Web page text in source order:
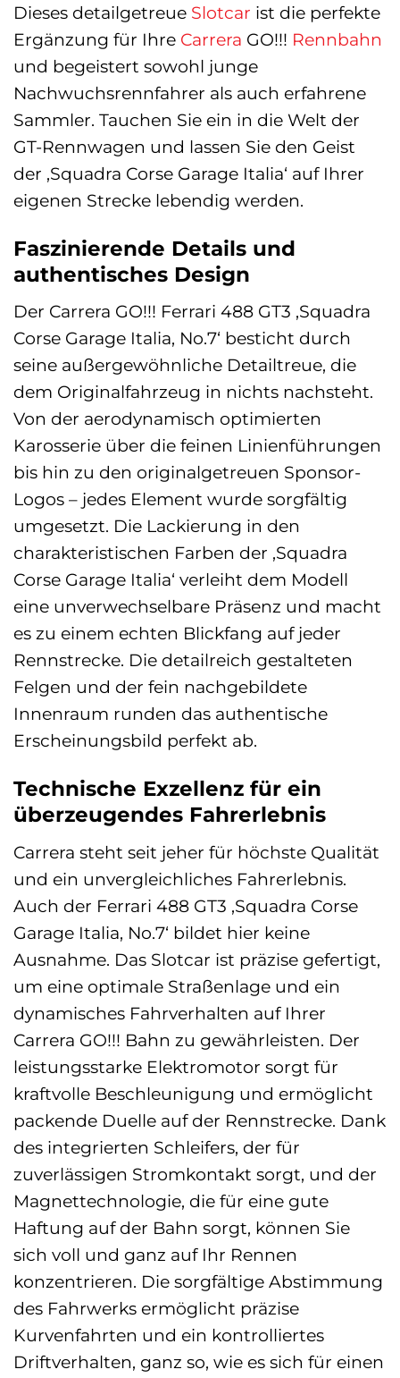
Dieses detailgetreue Slotcar ist die perfekte
Ergänzung für Ihre Carrera GO!!! Rennbahn
und begeistert sowohl junge
Nachwuchsrennfahrer als auch erfahrene
Sammler. Tauchen Sie ein in die Welt der
GT-Rennwagen und lassen Sie den Geist
der ‚Squadra Corse Garage Italia‘ auf Ihrer
eigenen Strecke lebendig werden.
Faszinierende Details und
authentisches Design
Der Carrera GO!!! Ferrari 488 GT3 ‚Squadra
Corse Garage Italia, No.7‘ besticht durch
seine außergewöhnliche Detailtreue, die
dem Originalfahrzeug in nichts nachsteht.
Von der aerodynamisch optimierten
Karosserie über die feinen Linienführungen
bis hin zu den originalgetreuen Sponsor-
Logos – jedes Element wurde sorgfältig
umgesetzt. Die Lackierung in den
charakteristischen Farben der ‚Squadra
Corse Garage Italia‘ verleiht dem Modell
eine unverwechselbare Präsenz und macht
es zu einem echten Blickfang auf jeder
Rennstrecke. Die detailreich gestalteten
Felgen und der fein nachgebildete
Innenraum runden das authentische
Erscheinungsbild perfekt ab.
Technische Exzellenz für ein
überzeugendes Fahrerlebnis
Carrera steht seit jeher für höchste Qualität
und ein unvergleichliches Fahrerlebnis.
Auch der Ferrari 488 GT3 ‚Squadra Corse
Garage Italia, No.7‘ bildet hier keine
Ausnahme. Das Slotcar ist präzise gefertigt,
um eine optimale Straßenlage und ein
dynamisches Fahrverhalten auf Ihrer
Carrera GO!!! Bahn zu gewährleisten. Der
leistungsstarke Elektromotor sorgt für
kraftvolle Beschleunigung und ermöglicht
packende Duelle auf der Rennstrecke. Dank
des integrierten Schleifers, der für
zuverlässigen Stromkontakt sorgt, und der
Magnettechnologie, die für eine gute
Haftung auf der Bahn sorgt, können Sie
sich voll und ganz auf Ihr Rennen
konzentrieren. Die sorgfältige Abstimmung
des Fahrwerks ermöglicht präzise
Kurvenfahrten und ein kontrolliertes
Driftverhalten, ganz so, wie es sich für einen